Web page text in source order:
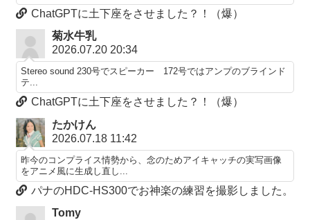
ChatGPTに土下座をさせました？！（爆）
菊水牛乳
2026.07.20 20:34
Stereo sound 230号でスピーカー 172号ではアンプのブラインド
テ...
ChatGPTに土下座をさせました？！（爆）
たかけん
2026.07.18 11:42
昨今のコンプライス情勢から、念のためアイキャッチの実写画像
をアニメ風に生成し直し...
パナのHDC-HS300でお神楽の練習を撮影しました。
Tomy